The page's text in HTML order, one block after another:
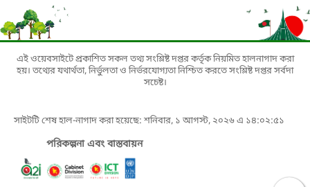
এই ওয়েবসাইটে প্রকাশিত সকল তথ্য সংশ্লিষ্ট দপ্তর কর্তৃক নিয়মিত হালনাগাদ করা
হয়। তথ্যের যথার্থতা, নির্ভুলতা ও নির্ভরযোগ্যতা নিশ্চিত করতে সংশ্লিষ্ট দপ্তর সর্বদা
সচেষ্ট।
সাইটটি শেষ হাল-নাগাদ করা হয়েছে: শনিবার, ১ আগস্ট, ২০২৬ এ ১৪:০২:৫১
পরিকল্পনা এবং বাস্তবায়ন